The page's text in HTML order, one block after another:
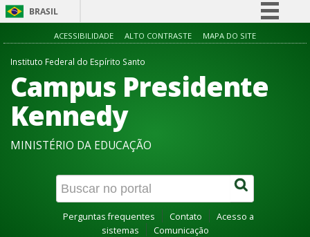
BRASIL
Simplifique!
Participe
Acesso à informação
ACESSIBILIDADE ALTO CONTRASTE MAPA DO SITE
Instituto Federal do Espírito Santo
Campus Presidente
Kennedy
MINISTÉRIO DA EDUCAÇÃO
Perguntas frequentes Contato
Acesso a
sistemas
Comunicação